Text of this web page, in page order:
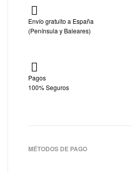
Envío gratuito a España
(Península y Baleares)
Pagos
100% Seguros
MÉTODOS DE PAGO